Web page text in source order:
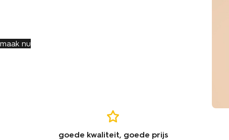
maak nu
goede kwaliteit, goede prijs